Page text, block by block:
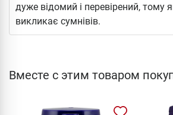
дуже відомий і перевірений, тому
викликає сумнівів.
Вместе с этим товаром